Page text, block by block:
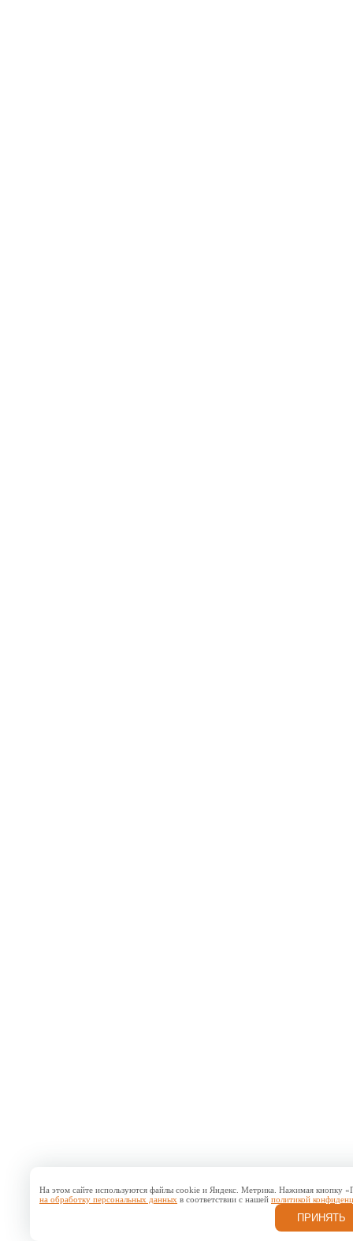
На этом сайте используются файлы cookie и Яндекс. Метрика. Нажимая кнопку
на обработку персональных данных в соответствии с нашей политикой
ПРИНЯТЬ